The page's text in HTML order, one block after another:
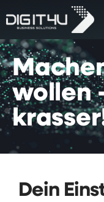
wollen
Dein